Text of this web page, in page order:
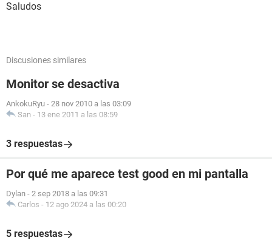
Saludos
Discusiones similares
Monitor se desactiva
AnkokuRyu - 28 nov 2010 a las 03:09
San - 13 ene 2011 a las 08:59
3 respuestas
Por qué me aparece test good en mi pantalla
Dylan - 2 sep 2018 a las 09:31
Carlos - 12 ago 2024 a las 00:20
5 respuestas